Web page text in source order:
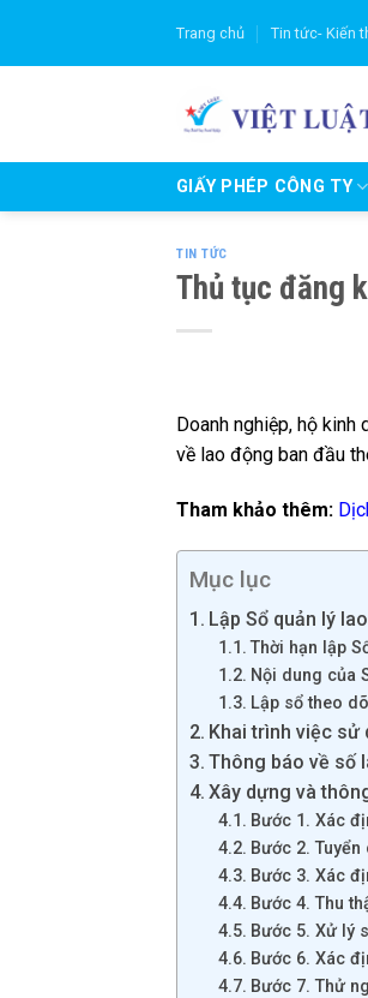
content
Trang chủ Tin tức- Kiến
GIẤY PHÉP CÔNG TY
TIN TỨC
Thủ tục đăng
Doanh nghiệp, hộ
về lao động ban đầu
Tham khảo thêm:
Mục lục
Lập Sổ quản lý
Thời hạn lập
Nội dung của
Lập sổ theo
Khai trình việc sử
Thông báo về số
Xây dựng và
Bước 1. Xác
Bước 2.
Bước 3. Xác
Bước 4. Thu
Bước 5. Xử lý
Bước 6. Xác
Bước 7. Thử